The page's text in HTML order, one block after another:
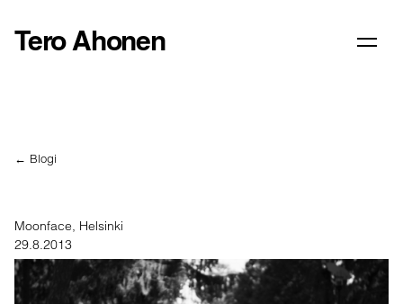
Tero Ahonen
← Blogi
Moonface, Helsinki
29.8.2013